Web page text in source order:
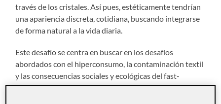
través de los cristales. Así pues, estéticamente tendrían
una apariencia discreta, cotidiana, buscando integrarse
de forma natural a la vida diaria.
Este desafío se centra en buscar en los desafíos
abordados con el hiperconsumo, la contaminación textil
y las consecuencias sociales y ecológicas del fast-
fashion. A largo plazo, pretende fomentar una relación